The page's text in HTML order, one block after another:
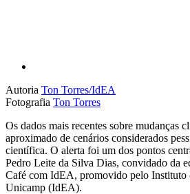
Autoria Ton Torres/IdEA
Fotografia Ton Torres
Os dados mais recentes sobre mudanças
aproximado de cenários considerados
científica. O alerta foi um dos pontos
Pedro Leite da Silva Dias, convidado da
Café com IdEA, promovido pelo Instituto
Unicamp (IdEA).